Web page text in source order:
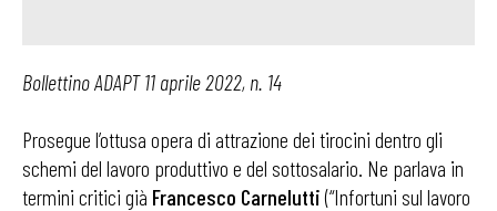
Bollettino ADAPT 11 aprile 2022, n. 14
Prosegue l’ottusa opera di attrazione dei tirocini dentro gli
schemi del lavoro produttivo e del sottosalario. Ne parlava in
termini critici già Francesco Carnelutti(“Infortuni sul lavoro